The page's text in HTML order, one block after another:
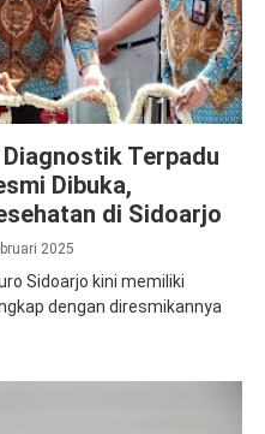
Terpadu
Dibuka,
di Sidoarjo
2025
Sidoarjo kini memiliki
dengan diresmikannya